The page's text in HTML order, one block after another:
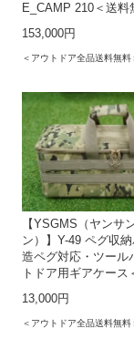
E_CAMP 210＜送料
153,000円
＜アウトドア全品送料無料
【YSGMS（ヤンサ
ン）】Y-49 ペグ収
造ペグ対応・ツール
トドア用ギアケース
13,000円
＜アウトドア全品送料無料